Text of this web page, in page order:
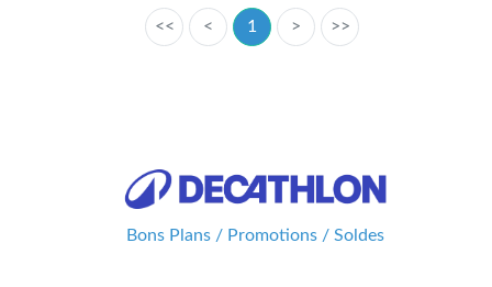
<< < 1 > >>
Bons Plans / Promotions / Soldes